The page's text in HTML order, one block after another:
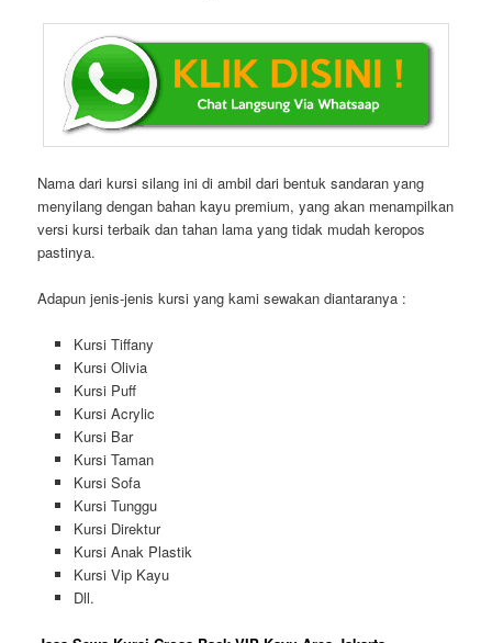
Nama dari kursi silang ini di ambil dari bentuk sandaran yang
menyilang dengan bahan kayu premium, yang akan menampilkan
versi kursi terbaik dan tahan lama yang tidak mudah keropos
pastinya.
Adapun jenis-jenis kursi yang kami sewakan diantaranya :
Kursi Tiffany
Kursi Olivia
Kursi Puff
Kursi Acrylic
Kursi Bar
Kursi Taman
Kursi Sofa
Kursi Tunggu
Kursi Direktur
Kursi Anak Plastik
Kursi Vip Kayu
Dll.